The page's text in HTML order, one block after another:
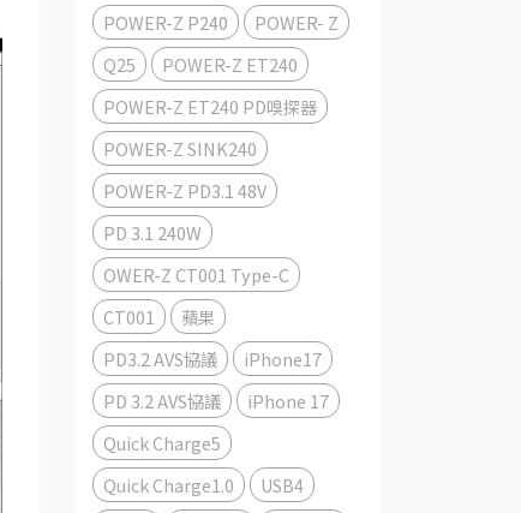
POWER-Z P240
POWER- Z
Q25
POWER-Z ET240
POWER-Z ET240 PD嗅探器
POWER-Z SINK240
POWER-Z PD3.1 48V
PD 3.1 240W
OWER-Z CT001 Type-C
CT001
蘋果
PD3.2 AVS協議
iPhone17
PD 3.2 AVS協議
iPhone 17
Quick Charge5
Quick Charge1.0
USB4